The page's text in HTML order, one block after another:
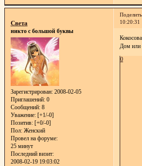
10:20:31
Света
никто с большой буквы
Зарегистрирован: 2008-02-05
Приглашений:0
Сообщений:8
Уважение: [+1/-0]
Позитив: [+0/-0]
Пол:Женский
Провел на форуме:
25 минут
Последний визит:
2008-02-19 19:03:02
Дом или
0